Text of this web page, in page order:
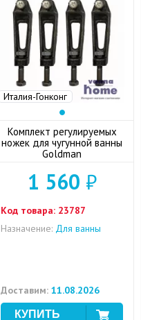
Италия-Гонконг
Комплект регулируемых
ножек для чугунной ванны
Goldman
1 560 ₽
Код товара: 23787
Назначение: Для ванны
Доставим: 11.08.2026